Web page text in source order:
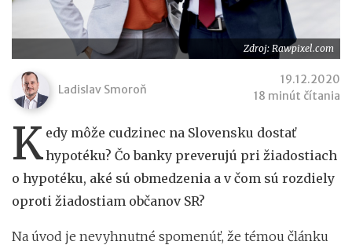
Zdroj: Rawpixel.com
Ladislav Smoroň
19.12.2020
18 minút čítania
K edy môže cudzinec na Slovensku dostať
hypotéku? Čo banky preverujú pri žiadostiach
o hypotéku, aké sú obmedzenia a v čom sú rozdiely
oproti žiadostiam občanov SR?
Na úvod je nevyhnutné spomenúť, že témou článku